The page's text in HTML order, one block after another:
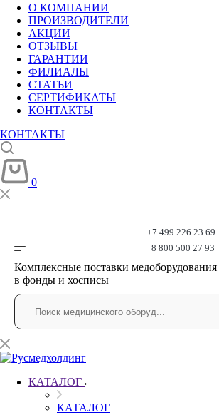
О КОМПАНИИ
ПРОИЗВОДИТЕЛИ
АКЦИИ
ОТЗЫВЫ
ГАРАНТИИ
ФИЛИАЛЫ
СТАТЬИ
СЕРТИФИКАТЫ
КОНТАКТЫ
КОНТАКТЫ
0
+7 499 226 23 69
8 800 500 27 93
Комплексные поставки медоборудования
в фонды и хосписы
КАТАЛОГ
КАТАЛОГ